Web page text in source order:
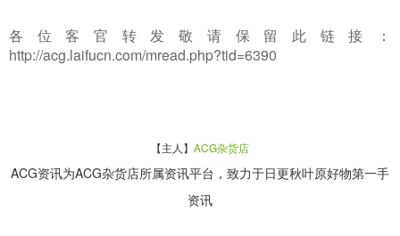
各位客官转发敬请保留此链接：
http://acg.laifucn.com/mread.php?tid=6390
【主人】 ACG杂货店
ACG资讯为ACG杂货店所属资讯平台，致力于日更秋叶原好物第一手
资讯